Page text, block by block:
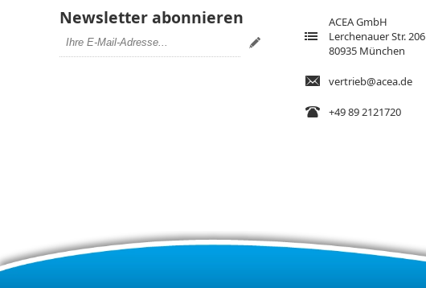
Newsletter abonnieren
ACEA GmbH
Lerchenauer Str. 206
80935 München
vertrieb@acea.de
+49 89 2121720